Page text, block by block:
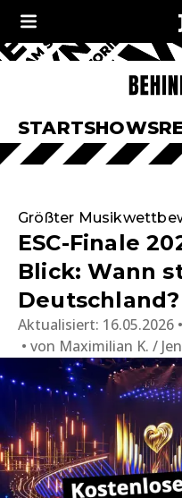
STARTSHOWS
Größter
ESC-Finale
Blick: Wann
Deutschland?
Aktualisiert: 16.05.2026
von Maximilian K. /